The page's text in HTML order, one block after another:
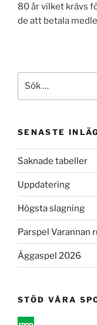
80 år vilket krävs
de att betala
efter:
SENASTE
Saknade tabeller
Uppdatering
Högsta slagning
Parspel Varannan
Äggaspel 2026
STÖD VÅRA